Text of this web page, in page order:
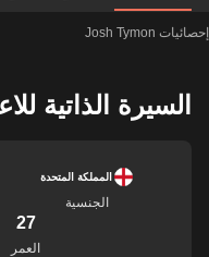
إحصائيات Josh Tymon
السيرة الذاتية
المملكة المتحدة
الجنسية
27
العمر